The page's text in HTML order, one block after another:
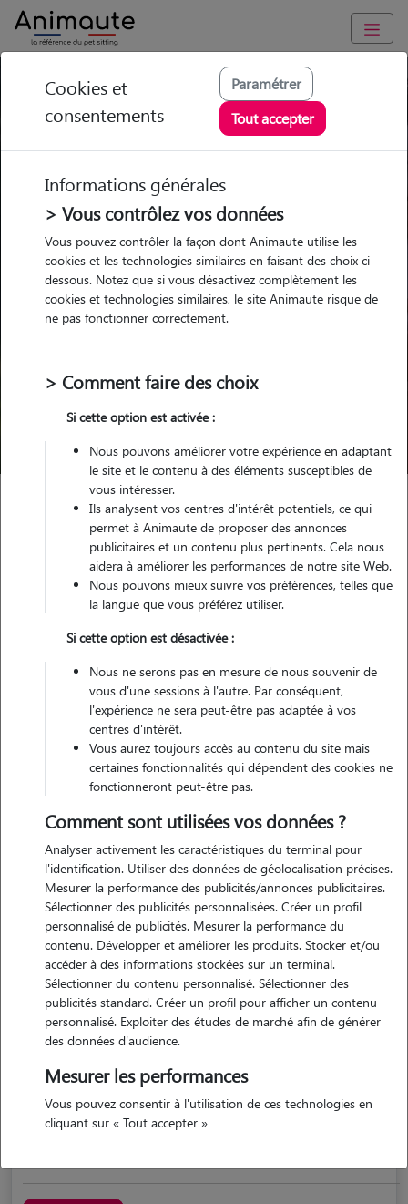
Trouvez votre gardien idéal !
Garde
chez le Pet Sitter
Garde
chez le Pet Sitter Visites
Visites
Pour quel animal ?
Trouver mon Pet Sitter
Garde animaux France Occitanie
Haute-Garonne
Nos dog sitters à Blagnac
Yohan
BEAUZELLE 31700
maison
pet siter blagnac est alentours.
Cookies et
consentements
Paramétrer
Tout accepter
Informations générales
> Vous contrôlez vos données
Vous pouvez contrôler la façon dont Animaute utilise les
cookies et les technologies similaires en faisant des choix ci-
dessous. Notez que si vous désactivez complètement les
cookies et technologies similaires, le site Animaute risque de
ne pas fonctionner correctement.
> Comment faire des choix
Si cette option est activée :
Nous pouvons améliorer votre expérience en adaptant
le site et le contenu à des éléments susceptibles de
vous intéresser.
Ils analysent vos centres d'intérêt potentiels, ce qui
permet à Animaute de proposer des annonces
publicitaires et un contenu plus pertinents. Cela nous
aidera à améliorer les performances de notre site Web.
Nous pouvons mieux suivre vos préférences, telles que
la langue que vous préférez utiliser.
Si cette option est désactivée :
Nous ne serons pas en mesure de nous souvenir de
vous d'une sessions à l'autre. Par conséquent,
l'expérience ne sera peut-être pas adaptée à vos
centres d'intérêt.
Vous aurez toujours accès au contenu du site mais
certaines fonctionnalités qui dépendent des cookies ne
fonctionneront peut-être pas.
Comment sont utilisées vos données ?
Analyser activement les caractéristiques du terminal pour
l'identification. Utiliser des données de géolocalisation précises.
Mesurer la performance des publicités/annonces publicitaires.
Sélectionner des publicités personnalisées. Créer un profil
personnalisé de publicités. Mesurer la performance du
contenu. Développer et améliorer les produits. Stocker et/ou
accéder à des informations stockées sur un terminal.
Sélectionner du contenu personnalisé. Sélectionner des
publicités standard. Créer un profil pour afficher un contenu
personnalisé. Exploiter des études de marché afin de générer
des données d'audience.
Mesurer les performances
Vous pouvez consentir à l'utilisation de ces technologies en
cliquant sur « Tout accepter »